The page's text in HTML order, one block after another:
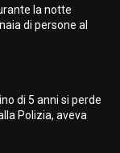
la notte
di persone al
di 5 anni si perde
Polizia, aveva